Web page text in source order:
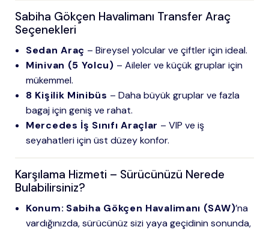
Sabiha Gökçen Havalimanı Transfer Araç
Seçenekleri
Sedan Araç – Bireysel yolcular ve çiftler için ideal.
Minivan (5 Yolcu) – Aileler ve küçük gruplar için
mükemmel.
8 Kişilik Minibüs – Daha büyük gruplar ve fazla
bagaj için geniş ve rahat.
Mercedes İş Sınıfı Araçlar – VIP ve iş
seyahatleri için üst düzey konfor.
Karşılama Hizmeti – Sürücünüzü Nerede
Bulabilirsiniz?
Konum: Sabiha Gökçen Havalimanı (SAW)’na
vardığınızda, sürücünüz sizi yaya geçidinin sonunda,